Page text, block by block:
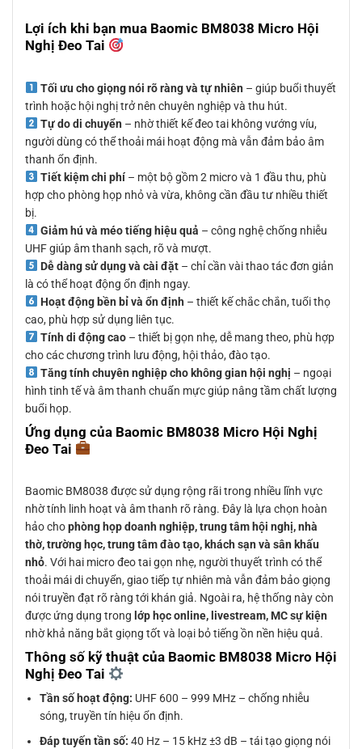
Lợi ích khi bạn mua Baomic BM8038 Micro Hội
Nghị Đeo Tai
Tối ưu cho giọng nói rõ ràng và tự nhiên – giúp buổi thuyết
trình hoặc hội nghị trở nên chuyên nghiệp và thu hút.
Tự do di chuyển – nhờ thiết kế đeo tai không vướng víu,
người dùng có thể thoải mái hoạt động mà vẫn đảm bảo âm
thanh ổn định.
Tiết kiệm chi phí– một bộ gồm 2 micro và 1 đầu thu, phù
hợp cho phòng họp nhỏ và vừa, không cần đầu tư nhiều thiết
bị.
Giảm hú và méo tiếng hiệu quả – công nghệ chống nhiễu
UHF giúp âm thanh sạch, rõ và mượt.
Dễ dàng sử dụng và cài đặt– chỉ cần vài thao tác đơn giản
là có thể hoạt động ổn định ngay.
Hoạt động bền bỉ và ổn định – thiết kế chắc chắn, tuổi thọ
cao, phù hợp sử dụng liên tục.
Tính di động cao– thiết bị gọn nhẹ, dễ mang theo, phù hợp
cho các chương trình lưu động, hội thảo, đào tạo.
Tăng tính chuyên nghiệp cho không gian hội nghị – ngoại
hình tinh tế và âm thanh chuẩn mực giúp nâng tầm chất lượng
buổi họp.
Ứng dụng của Baomic BM8038 Micro Hội Nghị
Đeo Tai
Baomic BM8038 được sử dụng rộng rãi trong nhiều lĩnh vực
nhờ tính linh hoạt và âm thanh rõ ràng. Đây là lựa chọn hoàn
hảo chophòng họp doanh nghiệp, trung tâm hội nghị, nhà
thờ, trường học, trung tâm đào tạo, khách sạn và sân khấu
nhỏ. Với hai micro đeo tai gọn nhẹ, người thuyết trình có thể
thoải mái di chuyển, giao tiếp tự nhiên mà vẫn đảm bảo giọng
nói truyền đạt rõ ràng tới khán giả. Ngoài ra, hệ thống này còn
được ứng dụng trong lớp học online, livestream, MC sự kiện
nhờ khả năng bắt giọng tốt và loại bỏ tiếng ồn nền hiệu quả.
Thông số kỹ thuật của Baomic BM8038 Micro Hội
Nghị Đeo Tai
Tần số hoạt động: UHF 600 – 999 MHz – chống nhiễu
sóng, truyền tín hiệu ổn định.
Đáp tuyến tần số: 40 Hz – 15 kHz ±3 dB – tái tạo giọng nói